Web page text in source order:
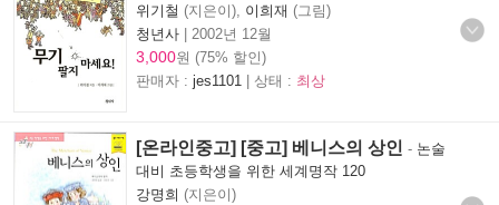
위기철 (지은이), 이희재 (그림)
청년사 | 2002년 12월
3,000원 (75% 할인)
판매자 : jes1101 | 상태 : 최상
[온라인중고] [중고] 베니스의 상인 - 논술
대비 초등학생을 위한 세계명작 120
강명희 (지은이)